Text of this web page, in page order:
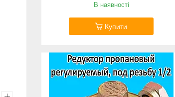
В наявності
Купити